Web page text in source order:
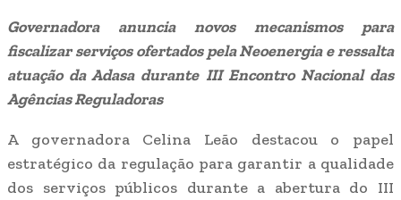
Governadora anuncia novos mecanismos para
fiscalizar serviços ofertados pela Neoenergia e ressalta
atuação da Adasa durante III Encontro Nacional das
Agências Reguladoras
A governadora Celina Leão destacou o papel
estratégico da regulação para garantir a qualidade
dos serviços públicos durante a abertura do III